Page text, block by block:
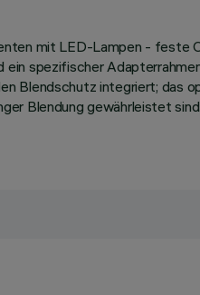
mit LED-Lampen - feste
ein spezifischer
Blendschutz integriert;
Blendung gewährleistet